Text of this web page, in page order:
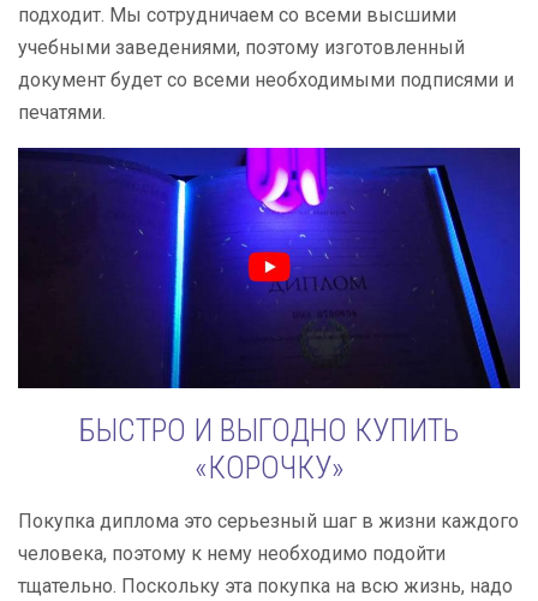
подходит. Мы сотрудничаем со всеми высшими
учебными заведениями, поэтому изготовленный
документ будет со всеми необходимыми подписями и
печатями.
БЫСТРО И ВЫГОДНО КУПИТЬ
«КОРОЧКУ»
Покупка диплома это серьезный шаг в жизни каждого
человека, поэтому к нему необходимо подойти
тщательно. Поскольку эта покупка на всю жизнь, надо